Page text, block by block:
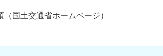
国土交通省ホームページ）